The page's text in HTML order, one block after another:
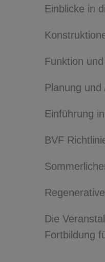
Einblicke in
Funktion
Planung
Einführung
BVF
Die
Fortbildung